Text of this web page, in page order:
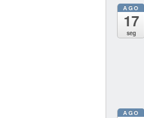
AGO
17
seg
AGO